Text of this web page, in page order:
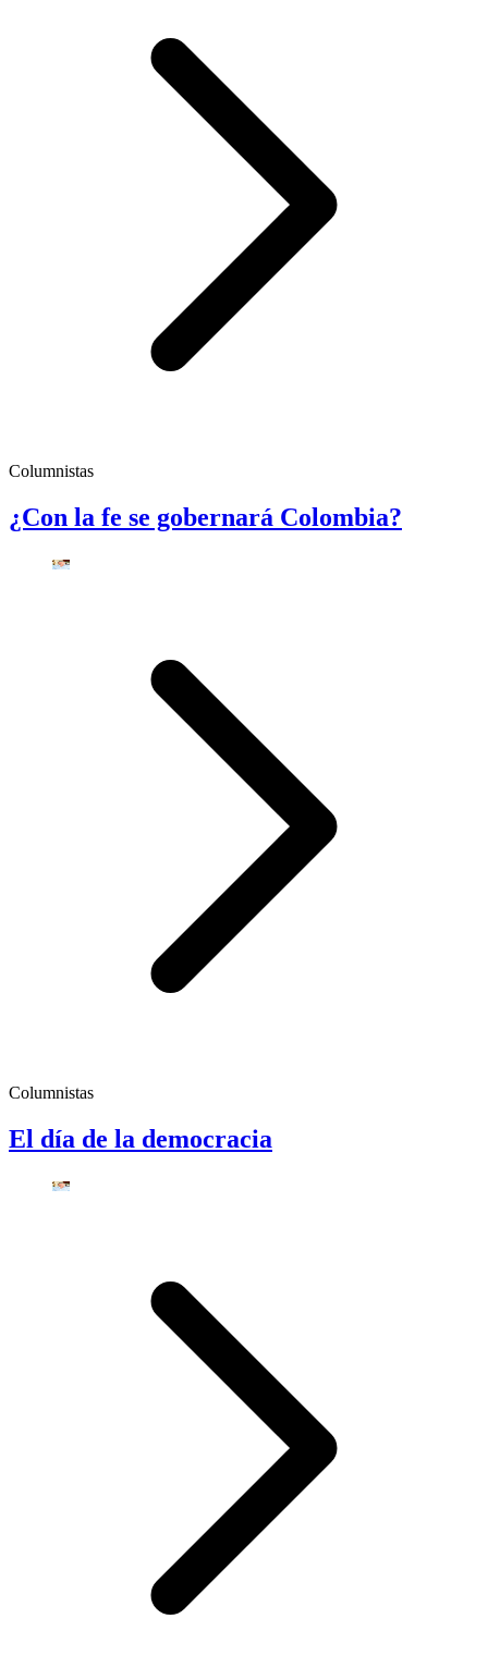
Columnistas
¿Con la fe se gobernará Colombia?
Columnistas
El día de la democracia